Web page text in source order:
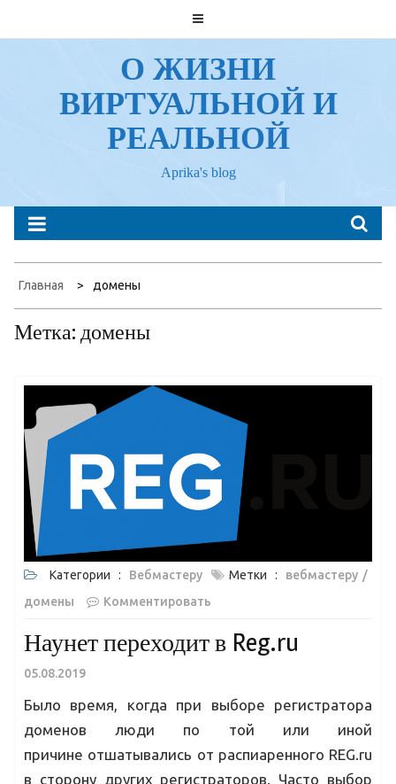
О ЖИЗНИ
ВИРТУАЛЬНОЙ И
РЕАЛЬНОЙ
Aprika's blog
Главная домены
Метка: домены
Категории : Вебмастеру Метки : вебмастеру
домены
Комментировать
Наунет переходит в Reg.ru
05.08.2019
Было время, когда при выборе регистратора
доменов люди по той или иной
причине отшатывались от распиаренного REG.ru
в сторону других регистраторов. Часто выбор